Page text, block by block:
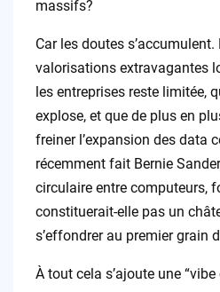
massifs?
Car les doutes
valorisations extravagantes
les entreprises reste limitée,
explose, et que de plus en
freiner l’expansion des data
récemment fait Bernie
circulaire entre computeurs,
constituerait-elle pas un
s’effondrer au premier grain
À tout cela s’ajoute une